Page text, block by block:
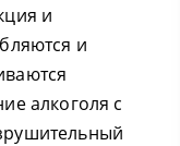
и
и
алкоголя с